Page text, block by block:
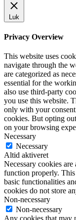
Luk
Privacy Overview
This website uses
navigate through the
are categorized as
essential for the
also use third-party
you use this website.
only with your
cookies. But opting
on your browsing
Necessary
Necessary
Altid aktiveret
Necessary cookies
function properly.
basic functionalities
cookies do not store
Non-necessary
Non-necessary